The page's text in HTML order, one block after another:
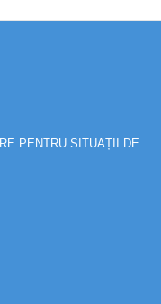
PENTRU SITUAȚII DE